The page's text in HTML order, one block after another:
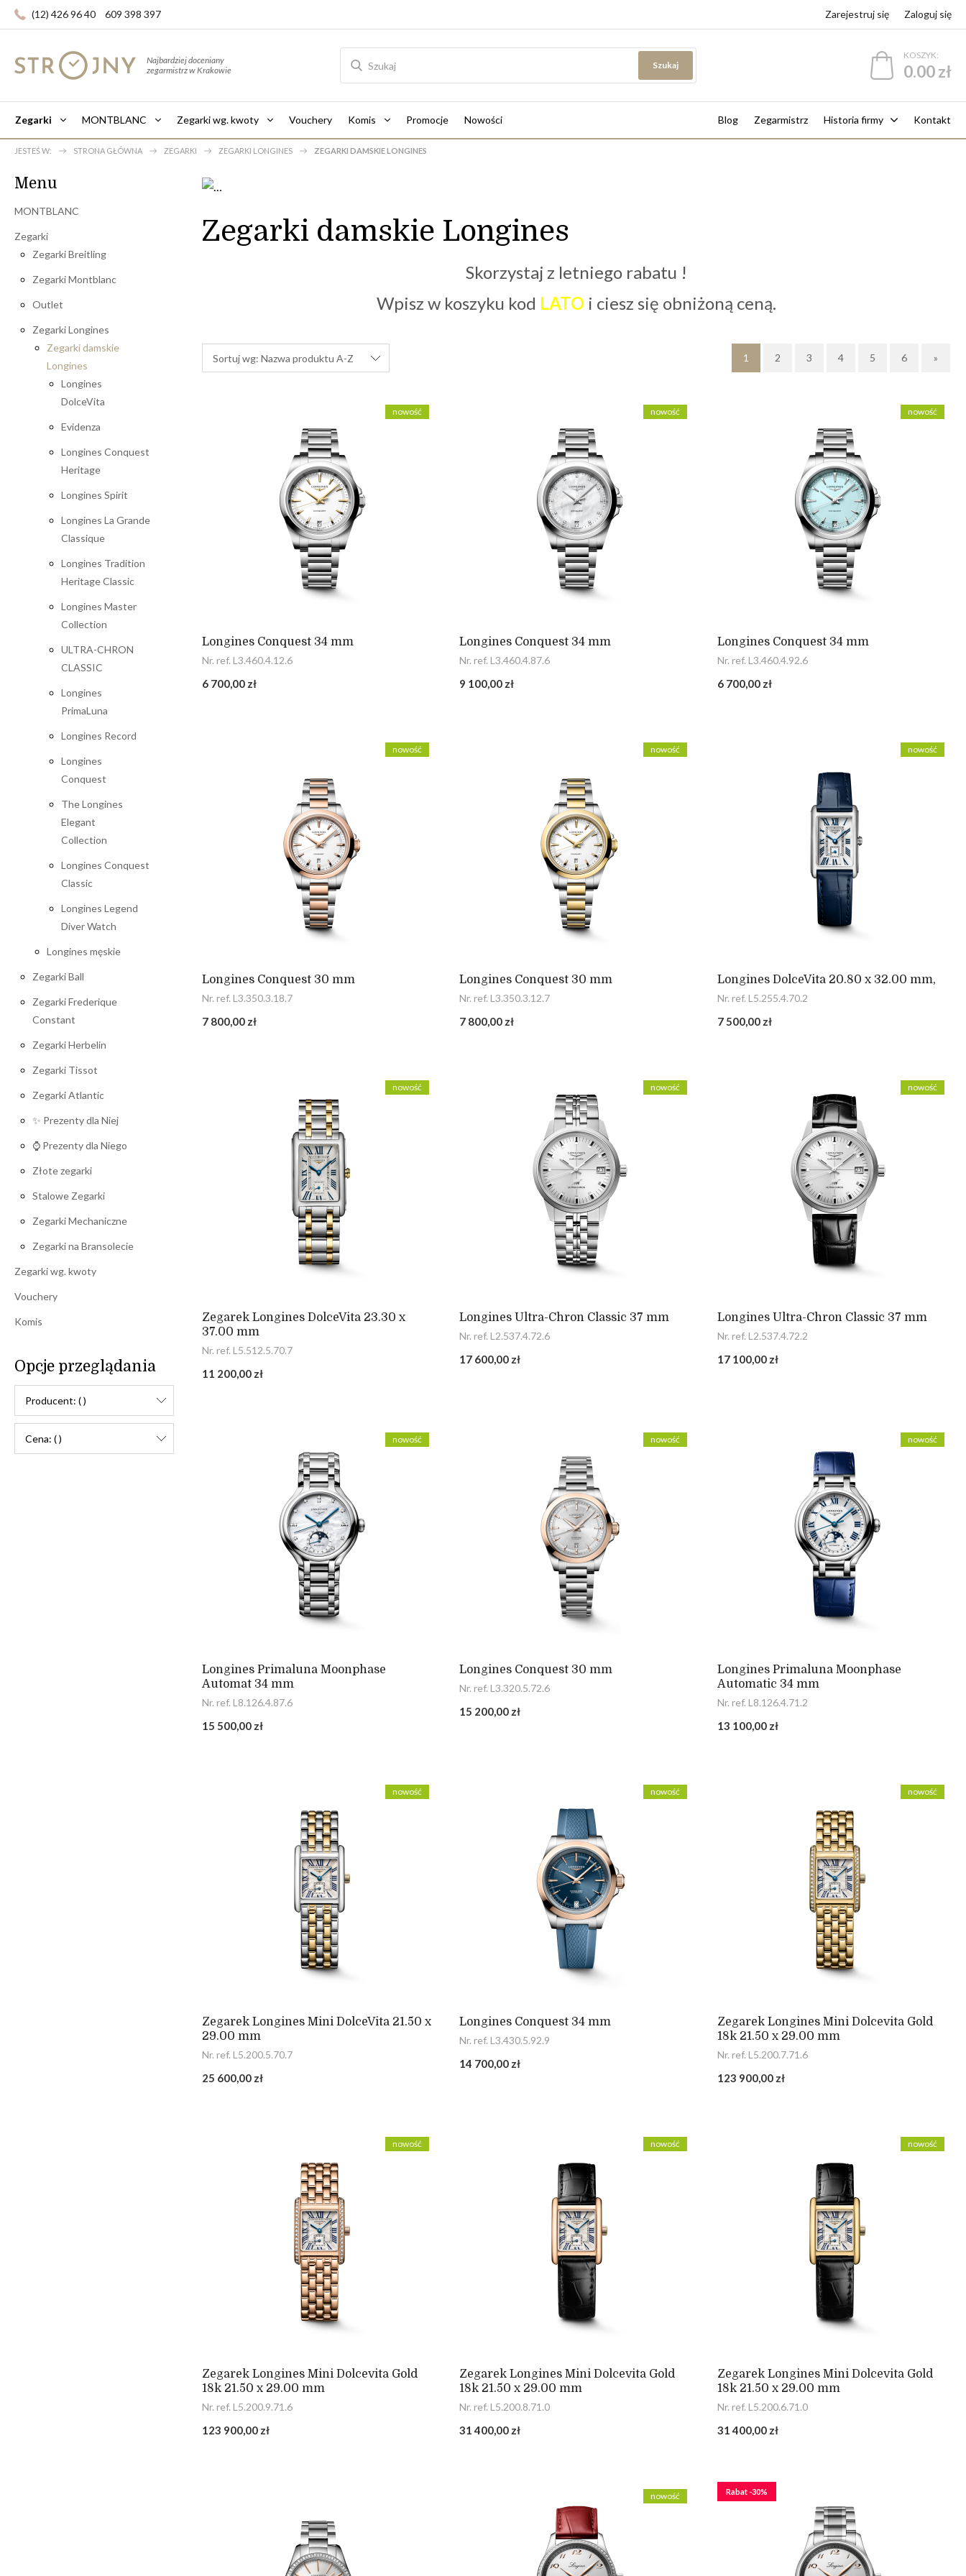
(12) 426 96 40 609 398 397 Zarejestruj się Zaloguj się
Najbardziej doceniany
zegarmistrz w Krakowie
KOSZYK:
0.00 zł
Szukaj
Zegarki MONTBLANC Zegarki wg. kwoty Vouchery Komis Promocje Nowości Blog Zegarmistrz Historia firmy Kontakt
JESTEŚ W: STRONA GŁÓWNA ZEGARKI ZEGARKI LONGINES ZEGARKI DAMSKIE LONGINES
Menu
MONTBLANC
Zegarki
Zegarki Breitling
Zegarki Montblanc
Outlet
Zegarki Longines
Zegarki damskie
Longines
Longines
DolceVita
Evidenza
Longines Conquest
Heritage
Longines Spirit
Longines La Grande
Classique
Longines Tradition
Heritage Classic
Longines Master
Collection
ULTRA-CHRON
CLASSIC
Longines
PrimaLuna
Longines Record
Longines
Conquest
The Longines
Elegant
Collection
Longines Conquest
Classic
Longines Legend
Diver Watch
Longines męskie
Zegarki Ball
Zegarki Frederique
Constant
Zegarki Herbelin
Zegarki Tissot
Zegarki Atlantic
✨ Prezenty dla Niej
⌚ Prezenty dla Niego
Złote zegarki
Stalowe Zegarki
Zegarki Mechaniczne
Zegarki na Bransolecie
Zegarki wg. kwoty
Vouchery
Komis
Opcje przeglądania
Producent: ( )
Cena: ( )
Zegarki damskie Longines
Skorzystaj z letniego rabatu !
Wpisz w koszyku kod LATO i ciesz się obniżoną ceną.
Sortuj wg: Nazwa produktu A-Z 1 2 3 4 5 6 »
Longines Conquest 34 mm
Nr. ref. L3.460.4.12.6
6 700,00 zł
nowość
Longines Conquest 34 mm
Nr. ref. L3.460.4.87.6
9 100,00 zł
nowość
Longines Conquest 34 mm
Nr. ref. L3.460.4.92.6
6 700,00 zł
nowość
Longines Conquest 30 mm
Nr. ref. L3.350.3.18.7
7 800,00 zł
nowość
Longines Conquest 30 mm
Nr. ref. L3.350.3.12.7
7 800,00 zł
nowość
Longines DolceVita 20.80 x 32.00 mm,
Nr. ref. L5.255.4.70.2
7 500,00 zł
nowość
Zegarek Longines DolceVita 23.30 x
37.00 mm
Nr. ref. L5.512.5.70.7
11 200,00 zł
nowość
Longines Ultra-Chron Classic 37 mm
Nr. ref. L2.537.4.72.6
17 600,00 zł
nowość
Longines Ultra-Chron Classic 37 mm
Nr. ref. L2.537.4.72.2
17 100,00 zł
nowość
Longines Primaluna Moonphase
Automat 34 mm
Nr. ref. L8.126.4.87.6
15 500,00 zł
nowość
Longines Conquest 30 mm
Nr. ref. L3.320.5.72.6
15 200,00 zł
nowość
Longines Primaluna Moonphase
Automatic 34 mm
Nr. ref. L8.126.4.71.2
13 100,00 zł
nowość
Zegarek Longines Mini DolceVita 21.50 x
29.00 mm
Nr. ref. L5.200.5.70.7
25 600,00 zł
nowość
Longines Conquest 34 mm
Nr. ref. L3.430.5.92.9
14 700,00 zł
nowość
Zegarek Longines Mini Dolcevita Gold
18k 21.50 x 29.00 mm
Nr. ref. L5.200.7.71.6
123 900,00 zł
nowość
Zegarek Longines Mini Dolcevita Gold
18k 21.50 x 29.00 mm
Nr. ref. L5.200.9.71.6
123 900,00 zł
nowość
Zegarek Longines Mini Dolcevita Gold
18k 21.50 x 29.00 mm
Nr. ref. L5.200.8.71.0
31 400,00 zł
nowość
Zegarek Longines Mini Dolcevita Gold
18k 21.50 x 29.00 mm
Nr. ref. L5.200.6.71.0
31 400,00 zł
nowość
nowość Rabat -30%